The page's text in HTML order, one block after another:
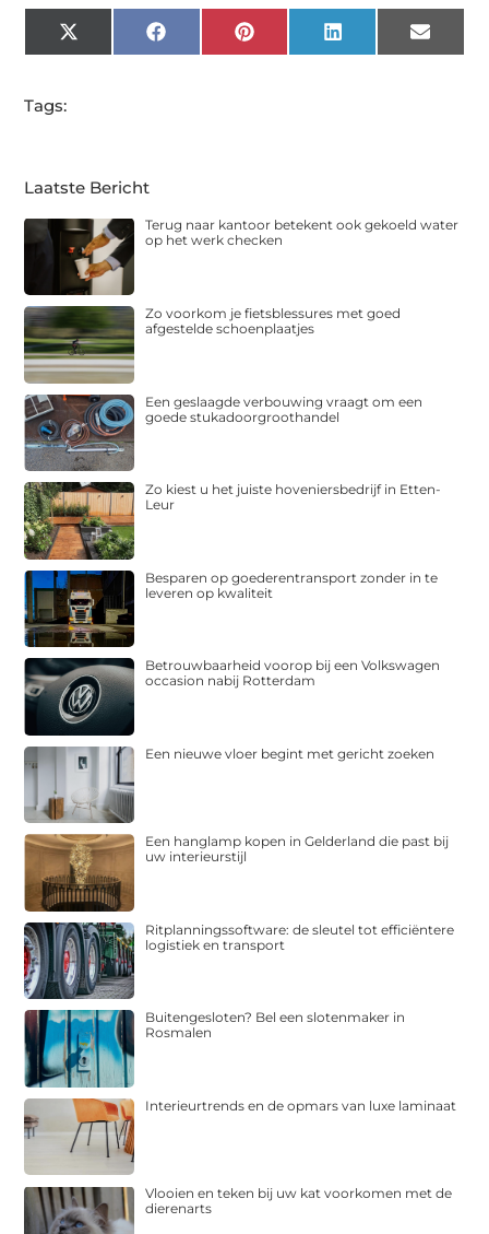
X
(Twitter)
FacebookPinterest LinkedIn Email
Tags:
Laatste Bericht
Terug naar kantoor betekent ook gekoeld water
op het werk checken
Zo voorkom je fietsblessures met goed
afgestelde schoenplaatjes
Een geslaagde verbouwing vraagt om een
goede stukadoorgroothandel
Zo kiest u het juiste hoveniersbedrijf in Etten-
Leur
Besparen op goederentransport zonder in te
leveren op kwaliteit
Betrouwbaarheid voorop bij een Volkswagen
occasion nabij Rotterdam
Een nieuwe vloer begint met gericht zoeken
Een hanglamp kopen in Gelderland die past bij
uw interieurstijl
Ritplanningssoftware: de sleutel tot efficiëntere
logistiek en transport
Buitengesloten? Bel een slotenmaker in
Rosmalen
Interieurtrends en de opmars van luxe laminaat
Vlooien en teken bij uw kat voorkomen met de
dierenarts